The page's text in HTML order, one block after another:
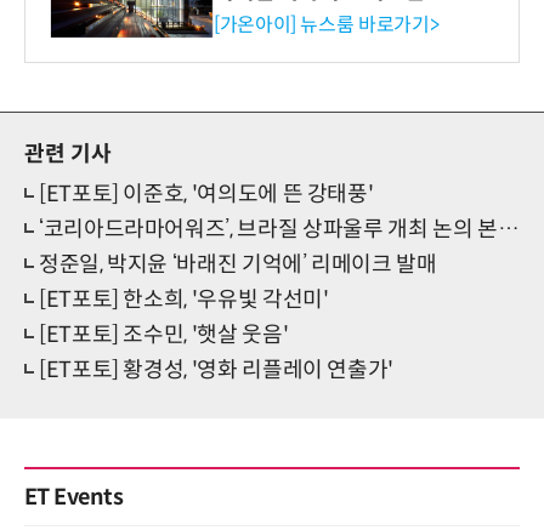
수행
[가온아이] 뉴스룸 바로가기>
관련 기사
[ET포토] 이준호, '여의도에 뜬 강태풍'
‘코리아드라마어워즈’, 브라질 상파울루 개최 논의 본격화
정준일, 박지윤 ‘바래진 기억에’ 리메이크 발매
[ET포토] 한소희, '우유빛 각선미'
[ET포토] 조수민, '햇살 웃음'
[ET포토] 황경성, '영화 리플레이 연출가'
ET Events